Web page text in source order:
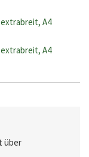
A4
A4
über